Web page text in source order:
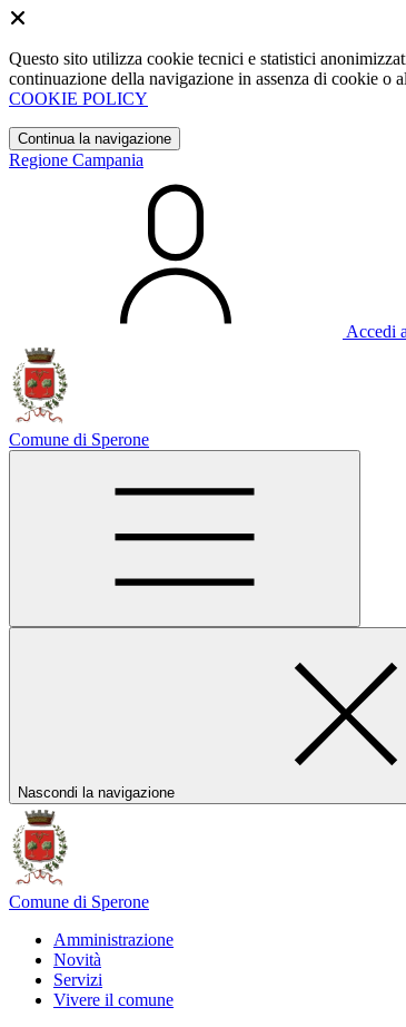
Questo sito utilizza cookie tecnici e statistici
continuazione della navigazione in assenza di cookie o
COOKIE POLICY
Continua la navigazione
Regione Campania
Accedi
Comune di Sperone
Nascondi la navigazione
Comune di Sperone
Amministrazione
Novità
Servizi
Vivere il comune